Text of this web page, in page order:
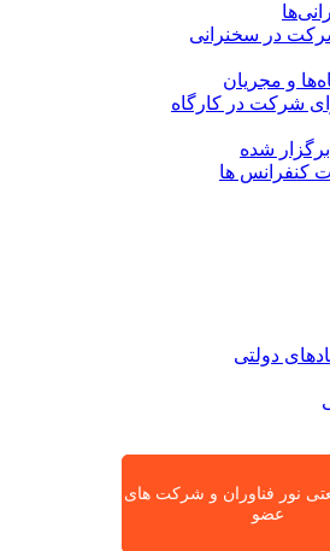
در سخنرانی
و مجریان
شرکت در کارگاه
شده
ها
دولتی
نور فناوران و شرکت های
عضو